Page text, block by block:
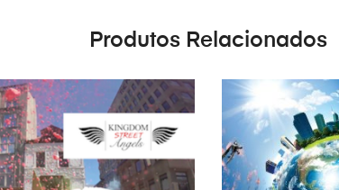
Produtos Relacionados